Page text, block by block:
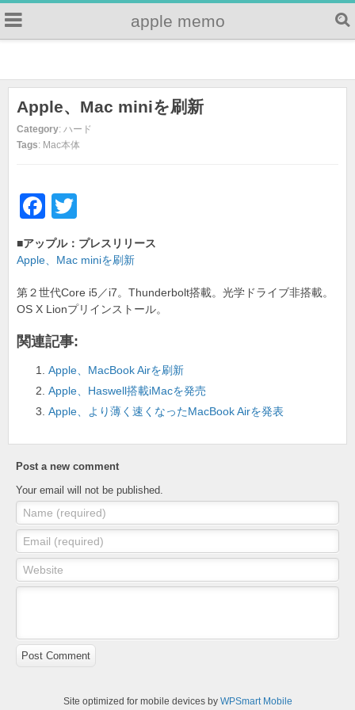
apple memo
Apple、Mac miniを刷新
Category: ハード
Tags: Mac本体
F
a
c
e
b
o
o
k
wi
tt
er
■アップル：プレスリリース
Apple、Mac miniを刷新
第２世代Core i5／i7。Thunderbolt搭載。光学ドライブ非搭載。
OS X Lionプリインストール。
関連記事:
Apple、MacBook Airを刷新
Apple、Haswell搭載iMacを発売
Apple、より薄く速くなったMacBook Airを発表
Post a new comment
Your email will not be published.
Name (required)
Email (required)
Website
Post Comment
Site optimized for mobile devices by WPSmart Mobile